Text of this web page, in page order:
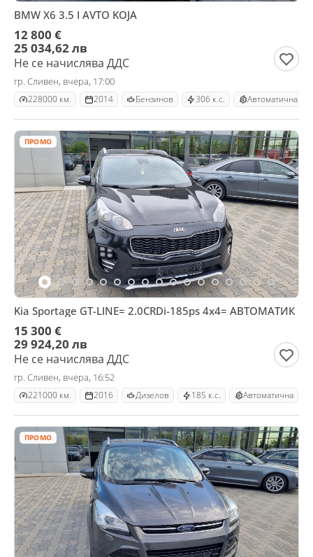
BMW X6 3.5 I AVTO KOJA
12 800 €
25 034,62 лв
Не се начислява ДДС
гр. Сливен, вчера, 17:00
228000 км. 2014 Бензинов 306 к.с. Автоматична
ПРОМО
Kia Sportage GT-LINE= 2.0CRDi-185ps 4x4= АВТОМАТИК
15 300 €
29 924,20 лв
Не се начислява ДДС
гр. Сливен, вчера, 16:52
221000 км. 2016 Дизелов 185 к.с. Автоматична
ПРОМО